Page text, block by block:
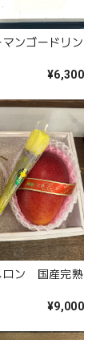
ンゴードリン
¥6,300
ロン 国産完熟
¥9,000